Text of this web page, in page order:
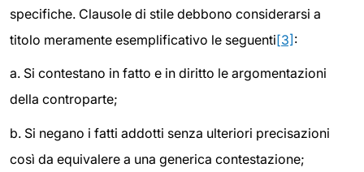
specifiche. Clausole di stile debbono considerarsi a
titolo meramente esemplificativo le seguenti[3]:
a. Si contestano in fatto e in diritto le argomentazioni
della controparte;
b. Si negano i fatti addotti senza ulteriori precisazioni
così da equivalere a una generica contestazione;